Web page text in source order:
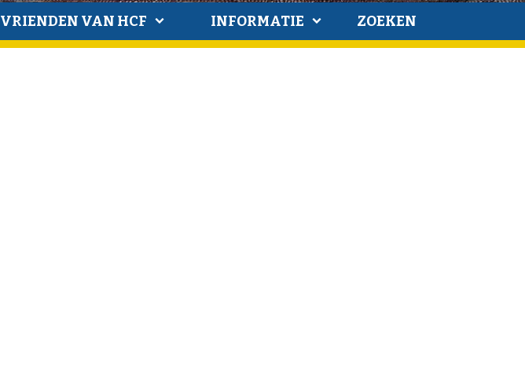
VRIENDEN VAN HCF INFORMATIE ZOEKEN